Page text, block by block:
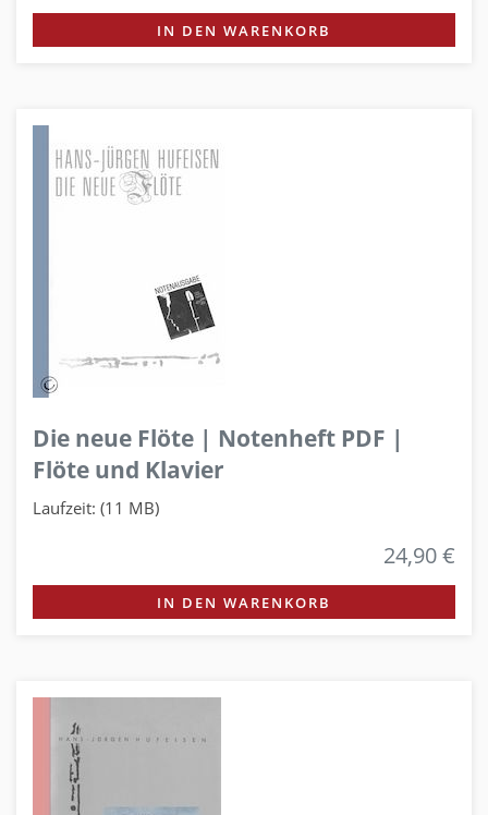
IN DEN WARENKORB
Die neue Flöte | Notenheft PDF |
Flöte und Klavier
Laufzeit: (11 MB)
24,90 €
IN DEN WARENKORB